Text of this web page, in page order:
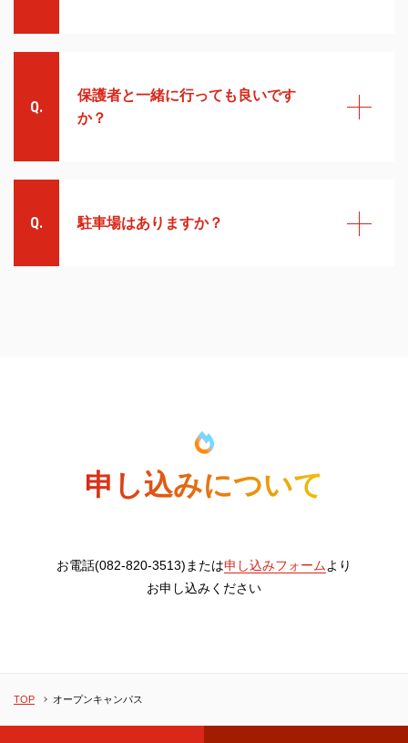
をご案内します。
保護者と一緒に行っても良いです
か？
駐車場はありますか？
申し込みについて
お電話(082-820-3513)または申し込みフォームより
お申し込みください
TOP オープンキャンパス